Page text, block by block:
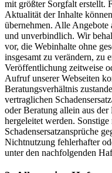
mit größter Sorgfalt erstellt.
Aktualität der Inhalte
übernehmen. Alle Angebote
und unverbindlich. Wir
vor, die Webinhalte ohne
insgesamt zu verändern, zu
Veröffentlichung zeitweise
Aufruf unserer Webseiten
Beratungsverhältnis
vertraglichen
oder Beratung allein aus
hergeleitet werden.
Schadensersatzansprüche
Nichtnutzung fehlerhafter
unter den nachfolgenden